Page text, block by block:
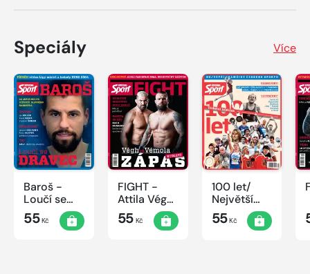
Speciály Více
Baroš -
Loučí se
dravec
55Kč
FIGHT -
Attila Végh
vs. Karlos
Vémola
55Kč
100 let/
Největší
okamžiky
českého
55Kč